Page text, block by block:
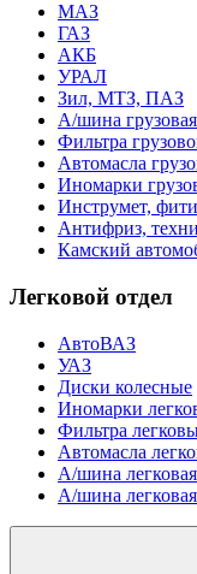
МАЗ
ГАЗ
АКБ
УРАЛ
Зил, МТЗ, ПАЗ
А/шина грузовая
Фильтра
Автомасла
Иномарки
Инструмет,
Антифриз,
Камский
Легковой отдел
АвтоВАЗ
УАЗ
Диски колесные
Иномарки
Фильтра
Автомасла
А/шина
А/шина